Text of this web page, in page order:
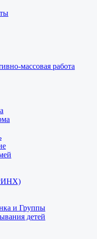
массовая работа
и Группы
детей